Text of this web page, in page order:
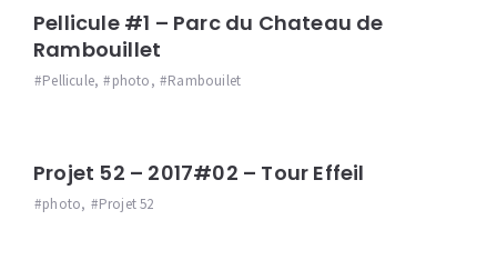
Pellicule #1 – Parc du Chateau de
Rambouillet
Pellicule, photo, Rambouilet
Projet 52 – 2017#02 – Tour Effeil
photo, Projet 52